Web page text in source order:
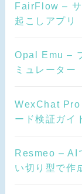
FairFlow – サ
起こしアプリ
Opal Emu –
ミュレーター
WexChat Pro
ード検証ガイ
Resmeo – AI
い切り型で作